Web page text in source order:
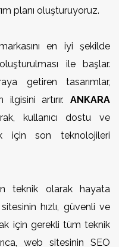
planı oluşturuyoruz.
en iyi şekilde
ile başlar.
getiren tasarımlar,
ilgisini artırır. ANKARA
kullanıcı dostu ve
için son teknolojileri
teknik olarak hayata
hızlı, güvenli ve
için gerekli tüm teknik
web sitesinin SEO